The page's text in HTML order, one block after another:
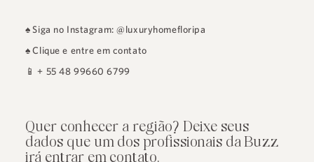
♠ Siga no Instagram: @luxuryhomefloripa
♠Clique e entre em contato
📱+ 55 48 99660 6799
Quer conhecer a região? Deixe seus
dados que um dos profissionais da Buzz
irá entrar em contato.